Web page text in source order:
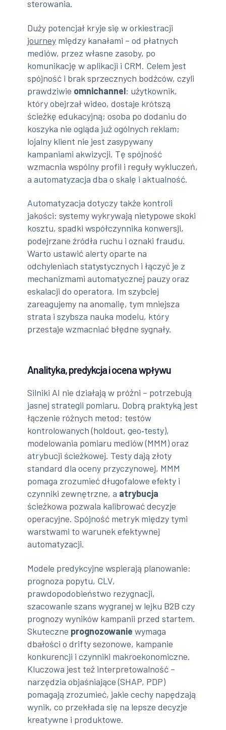
sterowania.
Duży potencjał kryje się w orkiestracji
journey między kanałami – od płatnych
mediów, przez własne zasoby, po
komunikację w aplikacji i CRM. Celem jest
spójność i brak sprzecznych bodźców, czyli
prawdziwie omnichannel: użytkownik,
który obejrzał wideo, dostaje krótszą
ścieżkę edukacyjną; osoba po dodaniu do
koszyka nie ogląda już ogólnych reklam;
lojalny klient nie jest zasypywany
kampaniami akwizycji. Tę spójność
wzmacnia wspólny profil i reguły wykluczeń,
a automatyzacja dba o skalę i aktualność.
Automatyzacja dotyczy także kontroli
jakości: systemy wykrywają nietypowe skoki
kosztu, spadki współczynnika konwersji,
podejrzane źródła ruchu i oznaki fraudu.
Warto ustawić alerty oparte na
odchyleniach statystycznych i łączyć je z
mechanizmami automatycznej pauzy oraz
eskalacji do operatora. Im szybciej
zareagujemy na anomalię, tym mniejsza
strata i szybsza nauka modelu, który
przestaje wzmacniać błędne sygnały.
Analityka, predykcja i ocena wpływu
Silniki AI nie działają w próżni – potrzebują
jasnej strategii pomiaru. Dobrą praktyką jest
łączenie różnych metod: testów
kontrolowanych (holdout, geo‑testy),
modelowania pomiaru mediów (MMM) oraz
atrybucji ścieżkowej. Testy dają złoty
standard dla oceny przyczynowej, MMM
pomaga zrozumieć długofalowe efekty i
czynniki zewnętrzne, a atrybucja
ścieżkowa pozwala kalibrować decyzje
operacyjne. Spójność metryk między tymi
warstwami to warunek efektywnej
automatyzacji.
Modele predykcyjne wspierają planowanie:
prognoza popytu, CLV,
prawdopodobieństwo rezygnacji,
szacowanie szans wygranej w lejku B2B czy
prognozy wyników kampanii przed startem.
Skuteczne prognozowanie wymaga
dbałości o drifty sezonowe, kampanie
konkurencji i czynniki makroekonomiczne.
Kluczowa jest też interpretowalność –
narzędzia objaśniające (SHAP, PDP)
pomagają zrozumieć, jakie cechy napędzają
wynik, co przekłada się na lepsze decyzje
kreatywne i produktowe.